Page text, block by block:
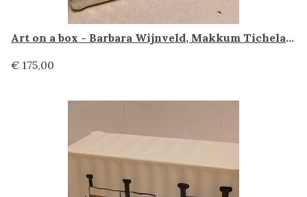
Art on a box - Barbara Wijnveld, Makkum Tichelaar
€ 175,00